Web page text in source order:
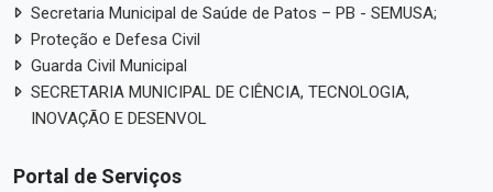
Secretaria Municipal de Saúde de Patos – PB - SEMUSA;
Proteção e Defesa Civil
Guarda Civil Municipal
SECRETARIA MUNICIPAL DE CIÊNCIA, TECNOLOGIA,
INOVAÇÃO E DESENVOL
Portal de Serviços